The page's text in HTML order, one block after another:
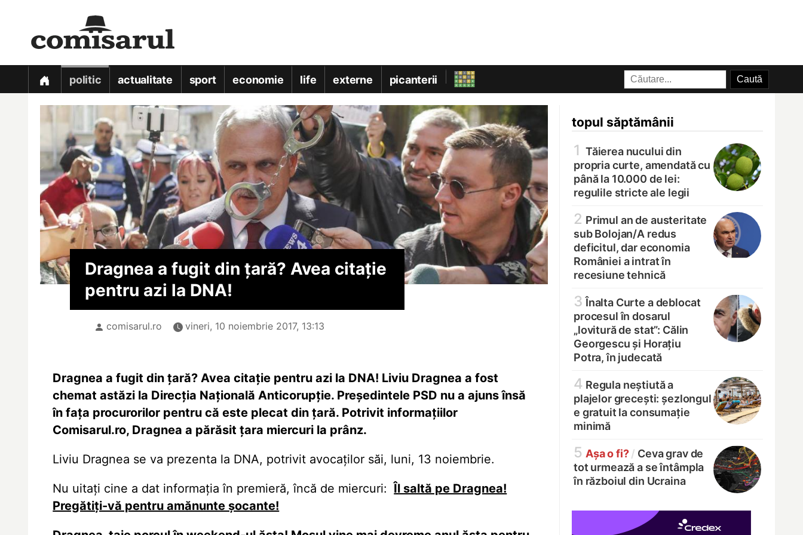
politic actualitate sport economie life externe picanterii
topul săptămânii
1 Tăierea nucului din
propria curte, amendată cu
până la 10.000 de lei:
regulile stricte ale legii
2 Primul an de austeritate
sub Bolojan/A redus
deficitul, dar economia
României a intrat în
recesiune tehnică
3 Înalta Curte a deblocat
procesul în dosarul
„lovitură de stat”: Călin
Georgescu și Horațiu
Potra, în judecată
4 Regula neștiută a
plajelor grecești: șezlongul
e gratuit la consumație
minimă
5 Așa o fi? / Ceva grav de
tot urmează a se întâmpla
în războiul din Ucraina
Dragnea a fugit din țară? Avea citație
pentru azi la DNA!
comisarul.ro vineri, 10 noiembrie 2017, 13:13
Dragnea a fugit din țară? Avea citație pentru azi la DNA! Liviu Dragnea a fost
chemat astăzi la Direcția Națională Anticorupție. Președintele PSD nu a ajuns însă
în fața procurorilor pentru că este plecat din țară. Potrivit informațiilor
Comisarul.ro, Dragnea a părăsit țara miercuri la prânz.
Liviu Dragnea se va prezenta la DNA, potrivit avocaților săi, luni, 13 noiembrie.
Nu uitați cine a dat informația în premieră, încă de miercuri: Îl saltă pe Dragnea!
Pregătiți-vă pentru amănunte șocante!